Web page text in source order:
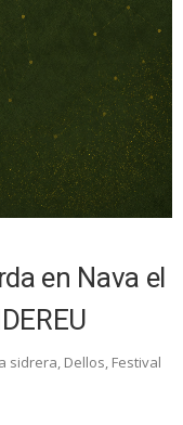
en Nava el
sidrera, Dellos, Festival